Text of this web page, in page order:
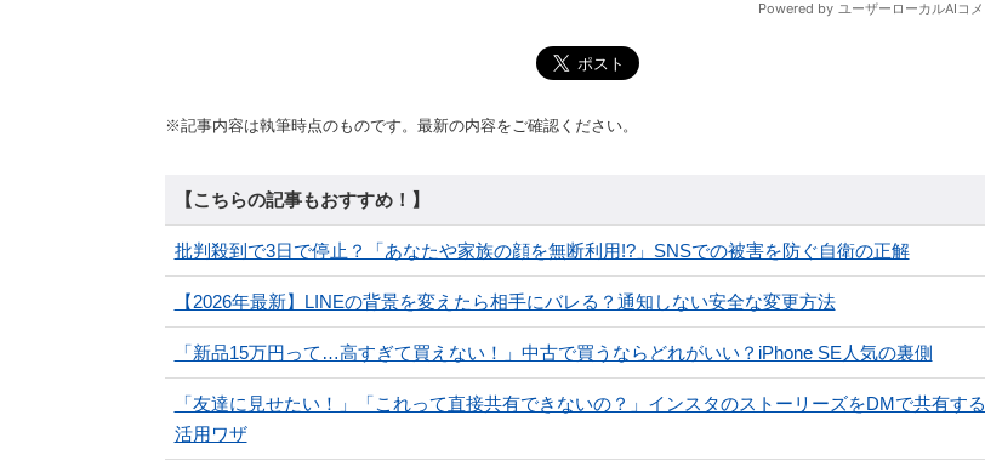
※記事内容は執筆時点のものです。最新の内容をご確認ください。
【こちらの記事もおすすめ！】
批判殺到で3日で停止？「あなたや家族の顔を無断利用!?」SNSでの被害を防ぐ自衛の正解
【2026年最新】LINEの背景を変えたら相手にバレる？通知しない安全な変更方法
「新品15万円って…高すぎて買えない！」中古で買うならどれがいい？iPhone SE人気の裏側
「友達に見せたい！」「これって直接共有できないの？」インスタのストーリーズをDMで共有する
活用ワザ